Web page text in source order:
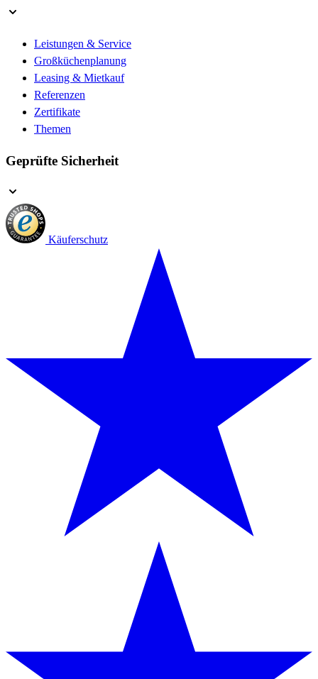
Leistungen & Service
Großküchenplanung
Leasing & Mietkauf
Referenzen
Zertifikate
Themen
Geprüfte Sicherheit
Käuferschutz